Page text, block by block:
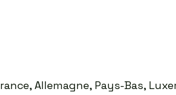
Allemagne, Pays-Bas,